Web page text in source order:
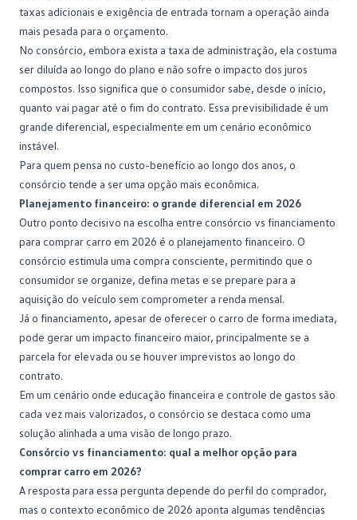
taxas adicionais e exigência de entrada tornam a operação ainda
mais pesada para o orçamento.
No consórcio, embora exista a taxa de administração, ela costuma
ser diluída ao longo do plano e não sofre o impacto dos juros
compostos. Isso significa que o consumidor sabe, desde o início,
quanto vai pagar até o fim do contrato. Essa previsibilidade é um
grande diferencial, especialmente em um cenário econômico
instável.
Para quem pensa no custo-benefício ao longo dos anos, o
consórcio tende a ser uma opção mais econômica.
Planejamento financeiro: o grande diferencial em 2026
Outro ponto decisivo na escolha entre consórcio vs financiamento
para comprar carro em 2026 é o planejamento financeiro. O
consórcio estimula uma compra consciente, permitindo que o
consumidor se organize, defina metas e se prepare para a
aquisição do veículo sem comprometer a renda mensal.
Já o financiamento, apesar de oferecer o carro de forma imediata,
pode gerar um impacto financeiro maior, principalmente se a
parcela for elevada ou se houver imprevistos ao longo do
contrato.
Em um cenário onde educação financeira e controle de gastos são
cada vez mais valorizados, o consórcio se destaca como uma
solução alinhada a uma visão de longo prazo.
Consórcio vs financiamento: qual a melhor opção para
comprar carro em 2026?
A resposta para essa pergunta depende do perfil do comprador,
mas o contexto econômico de 2026 aponta algumas tendências